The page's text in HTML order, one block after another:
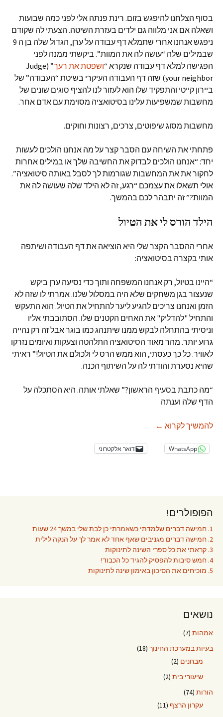
בסוף הצלחנו להיפגש בזום. רינת פנתה אלי לפני כמה שבועות
ושאלה אם אני מלווה גם ילדים בעזרת השיטה. הצעתי לה שקודם
ניפגש אנחנו אחרי שתמלא דף עבודה על ערן, הגדול שלה בן ה 9
שבמילים שלה “עושה לה את המוות”. ביקשתי ממנה לפני
הפגישה למלא דף עבודה שנקרא “ושפטת את רעך
” (Judge
your neighbor) שזה דף העבודה העיקרי בשיטת “העבודה” של
ביירון קייטי והתפקיד שלו הוא לעזור לנו להציף סוגים שונים של
מחשבות שמשפיעות עלינו בסיטואציה מסוימת עם אדם אחר.
מחשבות מסוג שיפוטים, צרכים, רצונות וחוקים.
פתחתי את השיחה עם הסבר קצר על מה אנחנו הולכים לעשות
יחד: “אנחנו הולכים לבדוק את החשיבה שלך או במילים אחרות
לחקור את את המחשבות שגורמות לך לסבל באותה סיטואציה”.
אולי תשאלו את עצמכם “רגע, זה לא הילד שלה שעושה לה את
המוות?” זה יתבהר לכם בהמשך.
הילד הורס לי את הטיול
אחרי ההסבר הקצר שלי היא הוציאה את דף העבודה ושיתפה
אותי בקצרה בסיטואציה:
“היינו בטיול, רק אנחנו המשפחה ותוך כדי נסיעה ערן ביקש
שנעצור בגן משחקים שלא היה במסלול שלנו. אמרתי לו שזה לא
הזמן ואנחנו צריכים להגיע ליער להתחיל את הטיול. הוא התעקש
והתחיל "להדליק" את האחים הקטנים שלו. הסתובבתי אליו
וניסיתי בהתחלה לבקש ממנו שיתנהג כמו בוגר אבל זה רק נהייה
גרוע יותר. מהר מאוד הסיטואציה התלהטה וצעקות ואיומים נזרקו
לאוויר. כל כך כעסתי, הוא ממש הרס לי ולכולם את הטיול!” ראיתי
שהיא נסערת והודתי לה על השיתוף הכנה.
“מה כתבת בסעיף הראשון?” שאלתי אותה. היא הסתכלה על
הדף שלה וענתה
להמשיך לקרוא הוא הורס לנו את הטיול
←
WhatsApp דואר אלקטרוני
הפופולרים!
1. חמישה דברים שלמדתי כשאמרתי כן לבת שלי במשך 24 שעות
2. חמישה דברים מגניבים שאף אחד לא אמר לך על הנקה לילית
3. קראתי את כל ספרי השינה לתינוקות
4. חמש סיבות להפסיק להגיד כל הכבוד!
5. מוכיחים את הסיכון באימון שינה לתינוקות
נושאים
אמהות (7)
בעיות במערכת החינוך (18)
מבחנים (2)
שיעורי בית (2)
הורות (74)
עקרון הרצף (11)